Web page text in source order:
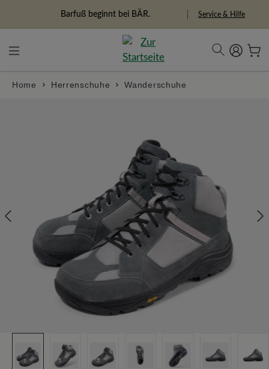
Freiheitspioniere Service & Hilfe
Home Herrenschuhe Wanderschuhe